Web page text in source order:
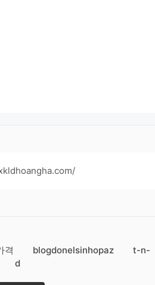
격 blogdonelsinhopaz
t-n-
d